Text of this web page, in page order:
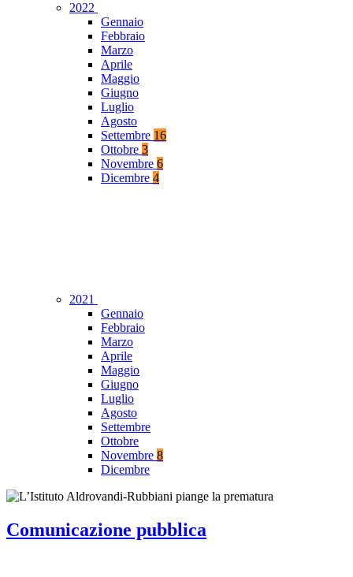
2022
Gennaio
Febbraio
Marzo
Aprile
Maggio
Giugno
Luglio
Agosto
Settembre 16
Ottobre 3
Novembre 6
Dicembre 4
2021
Gennaio
Febbraio
Marzo
Aprile
Maggio
Giugno
Luglio
Agosto
Settembre
Ottobre
Novembre 8
Dicembre
Comunicazione pubblica